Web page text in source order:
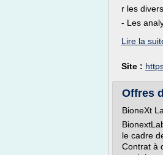
r les
- Les
Lire la
Site :
Offres
BioneXt
le cadre
Contrat à